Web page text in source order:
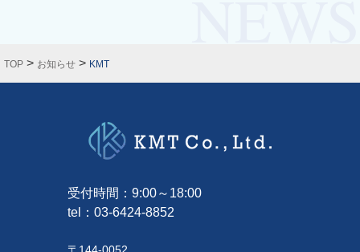
TOP > お知らせ > KMT
受付時間：9:00～18:00
tel： 03-6424-8852